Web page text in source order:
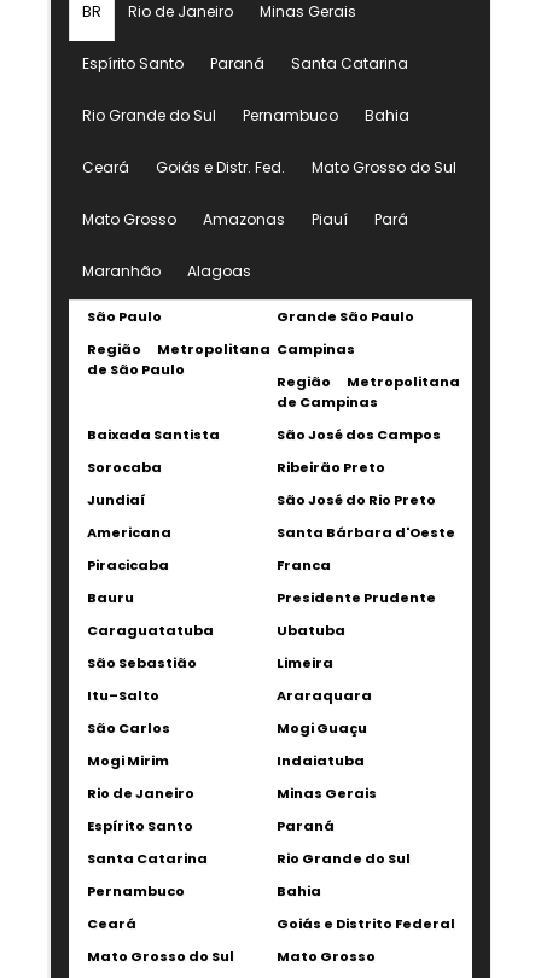
BR Rio de Janeiro Minas Gerais
Espírito Santo Paraná Santa Catarina
Rio Grande do Sul Pernambuco Bahia
Ceará Goiás e Distr. Fed. Mato Grosso do Sul
Mato Grosso Amazonas Piauí Pará
Maranhão Alagoas
São Paulo
Grande São Paulo
Região Metropolitana
de São Paulo
Campinas
Região Metropolitana
de Campinas
Baixada Santista
São José dos Campos
Sorocaba
Ribeirão Preto
Jundiaí
São José do Rio Preto
Americana
Santa Bárbara d'Oeste
Piracicaba
Franca
Bauru
Presidente Prudente
Caraguatatuba
Ubatuba
São Sebastião
Limeira
Itu–Salto
Araraquara
São Carlos
Mogi Guaçu
Mogi Mirim
Indaiatuba
Rio de Janeiro
Minas Gerais
Espírito Santo
Paraná
Santa Catarina
Rio Grande do Sul
Pernambuco
Bahia
Ceará
Goiás e Distrito Federal
Mato Grosso do Sul
Mato Grosso